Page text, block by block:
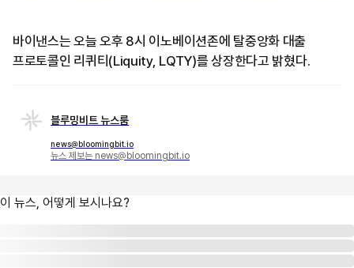
바이낸스는 오늘 오후 8시 이노베이션존에 탈중앙화 대출
프로토콜인 리퀴티(Liquity, LQTY)를 상장한다고 밝혔다.
블루밍비트 뉴스룸
news@bloomingbit.io
뉴스 제보는 news@bloomingbit.io
이 뉴스, 어떻게 보시나요?